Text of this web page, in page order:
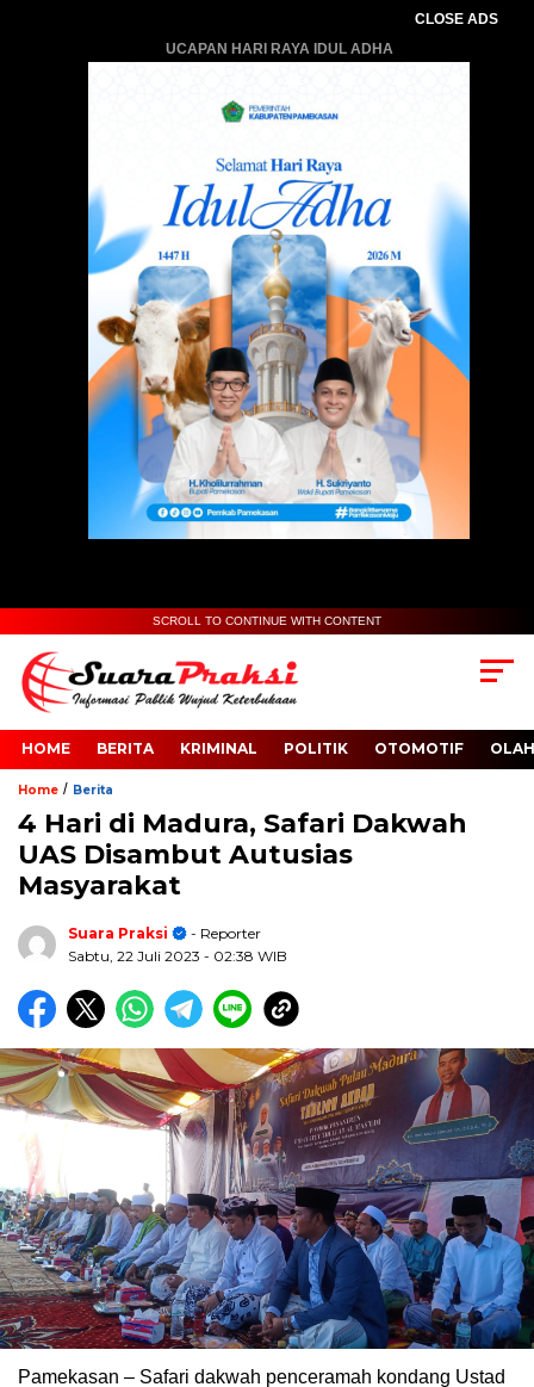
CLOSE ADS
UCAPAN HARI RAYA IDUL ADHA
SCROLL TO CONTINUE WITH CONTENT
HOME BERITA KRIMINAL POLITIK OTOMOTIF
Home / Berita
4 Hari di Madura, Safari Dakwah
UAS Disambut Autusias
Masyarakat
Suara Praksi
- Reporter
Sabtu, 22 Juli 2023 - 02:38 WIB
Pamekasan – Safari dakwah penceramah kondang Ustad